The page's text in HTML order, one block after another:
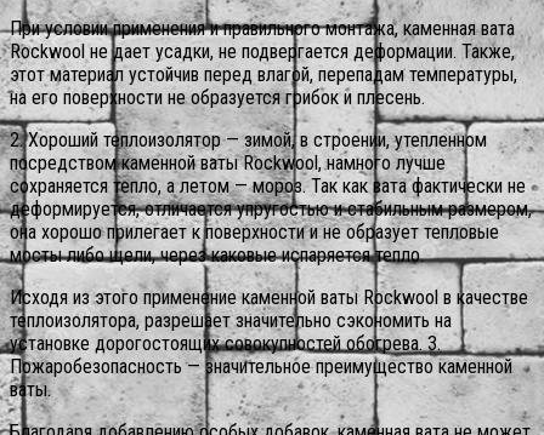
При условии применения и правильного монтажа, каменная вата
Rockwool не дает усадки, не подвергается деформации. Также,
этот материал устойчив перед влагой, перепадам температуры,
на его поверхности не образуется грибок и плесень.
2. Хороший теплоизолятор — зимой, в строении, утепленном
посредством каменной ваты Rockwool, намного лучше
сохраняется тепло, а летом — мороз. Так как вата фактически не
деформируется, отличается упругостью и стабильным размером,
она хорошо прилегает к поверхности и не образует тепловые
мосты либо щели, через каковые испаряется тепло.
Исходя из этого применение каменной ваты Rockwool в качестве
теплоизолятора, разрешает значительно сэкономить на
установке дорогостоящих совокупностей обогрева. 3.
Пожаробезопасность — значительное преимущество каменной
ваты.